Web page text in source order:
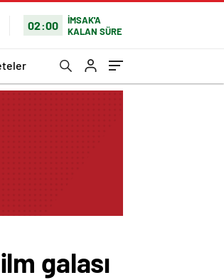
02:00
İMSAK'A
KALAN SÜRE
galası